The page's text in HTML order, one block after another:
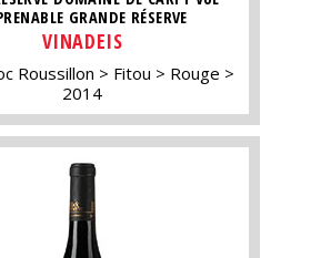
GRANDE RÉSERVE
VINADEIS
Roussillon Fitou
Rouge
2014